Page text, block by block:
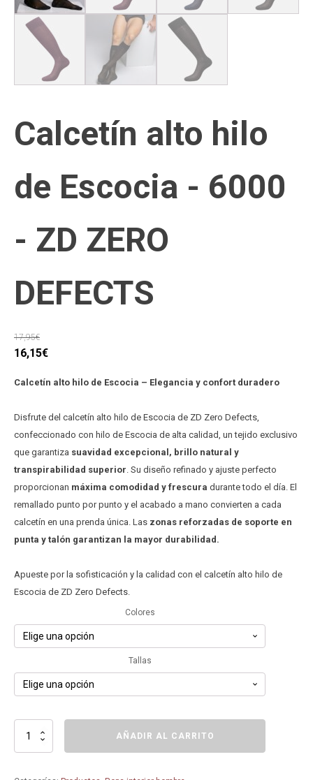
Calcetín alto hilo
de Escocia - 6000
- ZD ZERO
DEFECTS
17,95€
El
original
17,95€.
16,15€El
actual
16,15€.
Calcetín alto hilo de Escocia – Elegancia y confort duradero
Disfrute del calcetín alto hilo de Escocia de ZD Zero Defects,
confeccionado con hilo de Escocia de alta calidad, un tejido exclusivo
que garantiza suavidad excepcional, brillo natural y
transpirabilidad superior. Su diseño refinado y ajuste perfecto
proporcionan máxima comodidad y frescura durante todo el día. El
remallado punto por punto y el acabado a mano convierten a cada
calcetín en una prenda única. Las zonas reforzadas de soporte en
punta y talón garantizan la mayor durabilidad.
Apueste por la sofisticación y la calidad con el calcetín alto hilo de
Escocia de ZD Zero Defects.
Colores
Tallas
Calcetín
AÑADIR AL CARRITO